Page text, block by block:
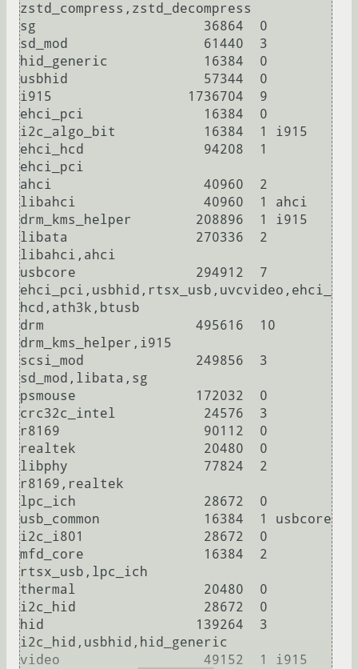
zstd_compress,zstd_decompress
sg                     36864  0
sd_mod                 61440  3
hid_generic            16384  0
usbhid                 57344  0
i915                 1736704  9
ehci_pci               16384  0
i2c_algo_bit           16384  1 i915
ehci_hcd               94208  1
ehci_pci
ahci                   40960  2
libahci                40960  1 ahci
drm_kms_helper        208896  1 i915
libata                270336  2
libahci,ahci
usbcore               294912  7
ehci_pci,usbhid,rtsx_usb,uvcvideo,ehci_
hcd,ath3k,btusb
drm                   495616  10
drm_kms_helper,i915
scsi_mod              249856  3
sd_mod,libata,sg
psmouse               172032  0
crc32c_intel           24576  3
r8169                  90112  0
realtek                20480  0
libphy                 77824  2
r8169,realtek
lpc_ich                28672  0
usb_common             16384  1 usbcore
i2c_i801               28672  0
mfd_core               16384  2
rtsx_usb,lpc_ich
thermal                20480  0
i2c_hid                28672  0
hid                   139264  3
i2c_hid,usbhid,hid_generic
video                  49152  1 i915